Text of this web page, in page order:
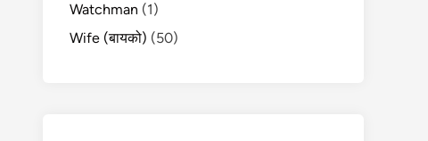
Watchman (1)
Wife (बायको) (50)